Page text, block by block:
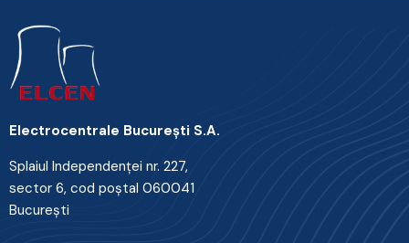
Electrocentrale Bucureşti S.A.
Splaiul Independenţei nr. 227,
sector 6, cod poştal 060041
Bucureşti